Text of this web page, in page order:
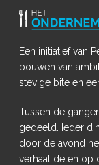
Een initiatief van
bouwen van
stevige bite en
Tussen de
gedeeld. Ieder
door de avond
verhaal delen op